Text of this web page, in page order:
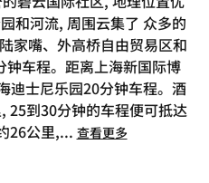
和河流, 周围云集了 众多的
家嘴、外高桥自由贸易区和
车程。距离上海新国际博
迪士尼乐园20分钟车程。酒
25到30分钟的车程便可抵达
26公里,... 查看更多